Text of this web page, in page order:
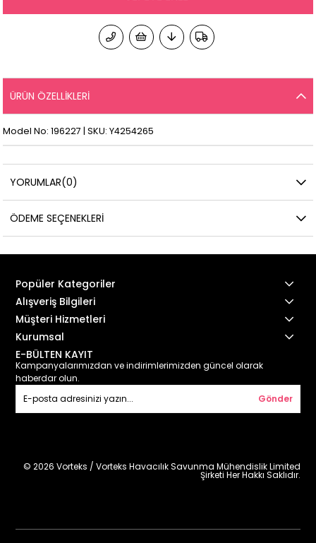
ÜRÜN ÖZELLIKLERI
Model No: 196227 | SKU: Y4254265
YORUMLAR(0)
ÖDEME SEÇENEKLERI
Popüler Kategoriler
Alışveriş Bilgileri
Müşteri Hizmetleri
Kurumsal
E-BÜLTEN KAYIT
Kampanyalarımızdan ve indirimlerimizden güncel olarak
haberdar olun.
Gönder
© 2026 Vorteks / Vorteks Havacılık Savunma Mühendislik Limited
Şirketi Her Hakkı Saklıdır.